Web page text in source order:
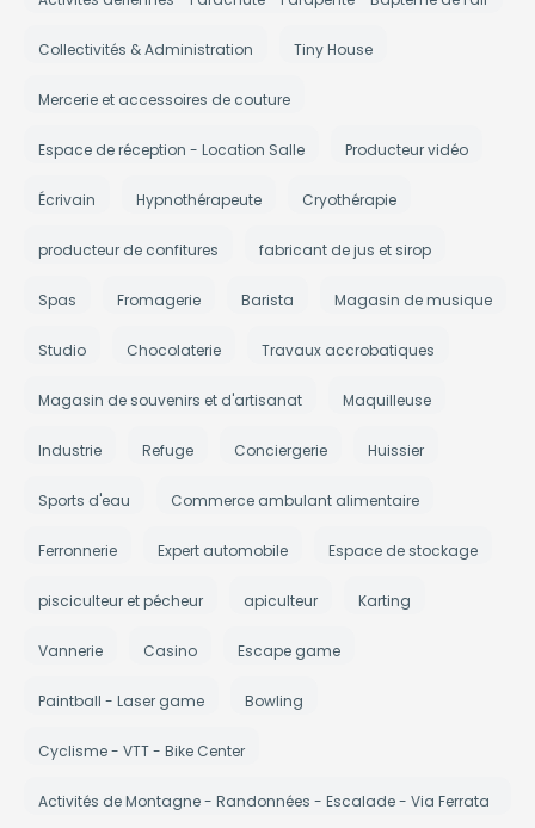
Collectivités & Administration Tiny House
Mercerie et accessoires de couture
Espace de réception - Location Salle Producteur vidéo
Écrivain Hypnothérapeute Cryothérapie
producteur de confitures fabricant de jus et sirop
Spas Fromagerie Barista Magasin de musique
Studio Chocolaterie Travaux accrobatiques
Magasin de souvenirs et d'artisanat Maquilleuse
Industrie Refuge Conciergerie Huissier
Sports d'eau Commerce ambulant alimentaire
Ferronnerie Expert automobile Espace de stockage
pisciculteur et pécheur apiculteur Karting
Vannerie Casino Escape game
Paintball - Laser game Bowling
Cyclisme - VTT - Bike Center
Activités de Montagne - Randonnées - Escalade - Via Ferrata